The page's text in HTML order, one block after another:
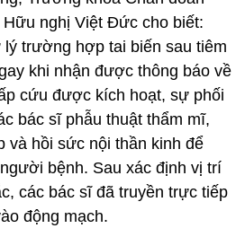
nghị Việt Đức cho biết:
lý trường hợp tai biến sau tiêm
khi nhận được thông báo về
cứu được kích hoạt, sự phối
bác sĩ phẫu thuật thẩm mĩ,
và hồi sức nội thần kinh để
bệnh. Sau xác định vị trí
các bác sĩ đã truyền trực tiếp
động mạch.